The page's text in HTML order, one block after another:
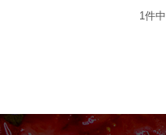
1 件中